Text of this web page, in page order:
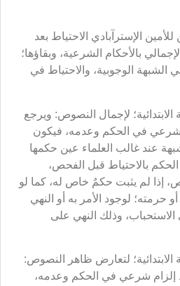
الإسترآبادي الاحتياط بعد
بالأحكام الشرعية، وبقاؤها؛
الشبهة الوجوبية، والاحتياط في
الابتدائية؛ لإجمال النصوص: ويرجع
شرعي في الحكم وعدمه، فيكون
عند غالب العلماء عين حكمها
بالاحتياط قبل الفحص،
إذا لم يثبت حكمٌ خاص له، كما لو
لوجود الأمر به أو النهي
وذلك النهي على
الابتدائية؛ لتعارض ظاهر النصوص:
إلزام شرعي في الحكم وعدمه،